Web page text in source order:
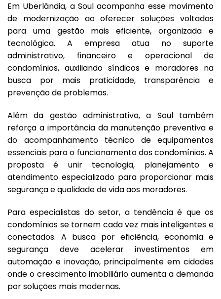
Em Uberlândia, a Soul acompanha esse movimento
de modernização ao oferecer soluções voltadas
para uma gestão mais eficiente, organizada e
tecnológica. A empresa atua no suporte
administrativo, financeiro e operacional de
condomínios, auxiliando síndicos e moradores na
busca por mais praticidade, transparência e
prevenção de problemas.
Além da gestão administrativa, a Soul também
reforça a importância da manutenção preventiva e
do acompanhamento técnico de equipamentos
essenciais para o funcionamento dos condomínios. A
proposta é unir tecnologia, planejamento e
atendimento especializado para proporcionar mais
segurança e qualidade de vida aos moradores.
Para especialistas do setor, a tendência é que os
condomínios se tornem cada vez mais inteligentes e
conectados. A busca por eficiência, economia e
segurança deve acelerar investimentos em
automação e inovação, principalmente em cidades
onde o crescimento imobiliário aumenta a demanda
por soluções mais modernas.